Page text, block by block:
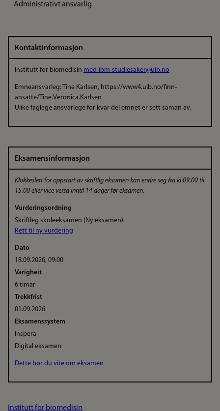
Administrativt ansvarlig
Kontaktinformasjon
Institutt for biomedisin med-ibm-studiesaker@uib.no
Emneansvarleg: Tine Karlsen, https://www4.uib.no/finn-
ansatte/Tine.Veronica.Karlsen
Ulike faglege ansvarlege for kvar del emnet er sett saman av.
Eksamensinformasjon
Klokkeslett for oppstart av skriftlig eksamen kan endre seg fra kl 09.00 til
15.00 eller vice versa inntil 14 dager før eksamen.
Vurderingsordning
Skriftleg skoleeksamen (Ny eksamen)
Rett til ny vurdering
Dato
18.09.2026, 09:00
Varigheit
6 timar
Trekkfrist
01.09.2026
Eksamenssystem
Inspera
Digital eksamen
Dette bør du vite om eksamen
Institutt for biomedisin